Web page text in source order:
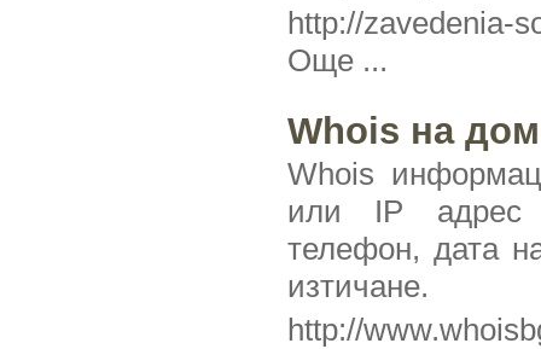
http://zavedenia-
Още ...
Whois на
Whois
или IP адрес
телефон, дата
изтичане.
http://